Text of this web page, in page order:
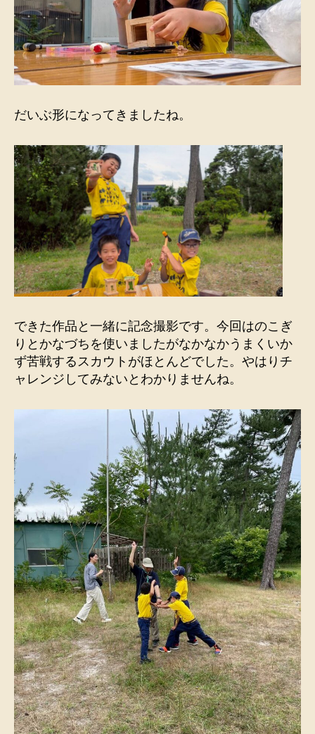
だいぶ形になってきましたね。
できた作品と一緒に記念撮影です。今回はのこぎ
りとかなづちを使いましたがなかなかうまくいか
ず苦戦するスカウトがほとんどでした。やはりチ
ャレンジしてみないとわかりませんね。